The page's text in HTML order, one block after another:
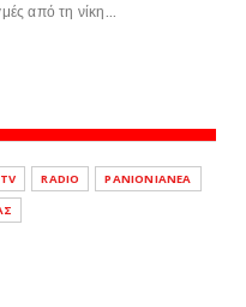
από τη νίκη...
RADIO
PANIONIANEA